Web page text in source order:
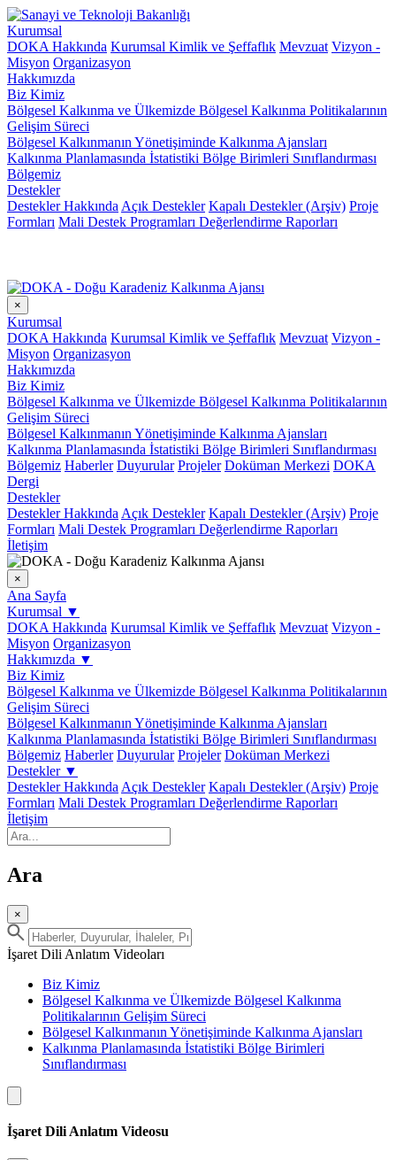
Kurumsal
DOKA Hakkında Kurumsal Kimlik ve Şeffaflık Mevzuat Vizyon -
Misyon Organizasyon
Hakkımızda
Biz Kimiz
Bölgesel Kalkınma ve Ülkemizde Bölgesel Kalkınma Politikalarının
Gelişim Süreci
Bölgesel Kalkınmanın Yönetişiminde Kalkınma Ajansları
Kalkınma Planlamasında İstatistiki Bölge Birimleri Sınıflandırması
Bölgemiz
Destekler
Destekler Hakkında Açık Destekler Kapalı Destekler (Arşiv) Proje
Formları Mali Destek Programları Değerlendirme Raporları
×
Kurumsal
DOKA Hakkında Kurumsal Kimlik ve Şeffaflık Mevzuat Vizyon -
Misyon Organizasyon
Hakkımızda
Biz Kimiz
Bölgesel Kalkınma ve Ülkemizde Bölgesel Kalkınma Politikalarının
Gelişim Süreci
Bölgesel Kalkınmanın Yönetişiminde Kalkınma Ajansları
Kalkınma Planlamasında İstatistiki Bölge Birimleri Sınıflandırması
Bölgemiz Haberler Duyurular Projeler Doküman Merkezi DOKA
Dergi
Destekler
Destekler Hakkında Açık Destekler Kapalı Destekler (Arşiv) Proje
Formları Mali Destek Programları Değerlendirme Raporları
İletişim
×
Ana Sayfa
Kurumsal ▼
DOKA Hakkında Kurumsal Kimlik ve Şeffaflık Mevzuat Vizyon -
Misyon Organizasyon
Hakkımızda ▼
Biz Kimiz
Bölgesel Kalkınma ve Ülkemizde Bölgesel Kalkınma Politikalarının
Gelişim Süreci
Bölgesel Kalkınmanın Yönetişiminde Kalkınma Ajansları
Kalkınma Planlamasında İstatistiki Bölge Birimleri Sınıflandırması
Bölgemiz Haberler Duyurular Projeler Doküman Merkezi
Destekler ▼
Destekler Hakkında Açık Destekler Kapalı Destekler (Arşiv) Proje
Formları Mali Destek Programları Değerlendirme Raporları
İletişim
Ara
×
İşaret Dili Anlatım Videoları
Biz Kimiz
Bölgesel Kalkınma ve Ülkemizde Bölgesel Kalkınma
Politikalarının Gelişim Süreci
Bölgesel Kalkınmanın Yönetişiminde Kalkınma Ajansları
Kalkınma Planlamasında İstatistiki Bölge Birimleri
Sınıflandırması
İşaret Dili Anlatım Videosu